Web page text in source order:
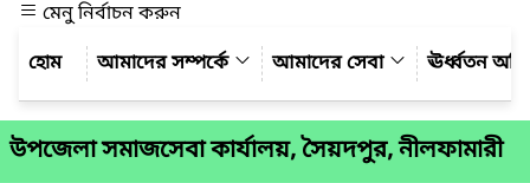
মেনু নির্বাচন করুন
আমাদের সম্পর্কে
আমাদের সেবা ঊর্ধ্বতন
উপজেলা সমাজসেবা কার্যালয়, সৈয়দপুর, নীলফামারী